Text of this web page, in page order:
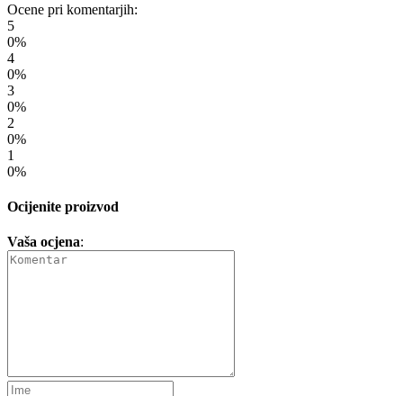
Ocene pri komentarjih:
5
0%
4
0%
3
0%
2
0%
1
0%
Ocijenite proizvod
Vaša ocjena: